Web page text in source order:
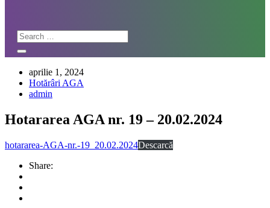
aprilie 1, 2024
Hotărâri AGA
admin
Hotararea AGA nr. 19 – 20.02.2024
hotararea-AGA-nr.-19_20.02.2024Descarcă
Share: